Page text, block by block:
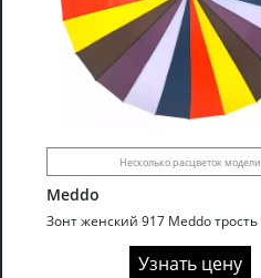
Несколько расцветок модели
Meddo
Узнать цену